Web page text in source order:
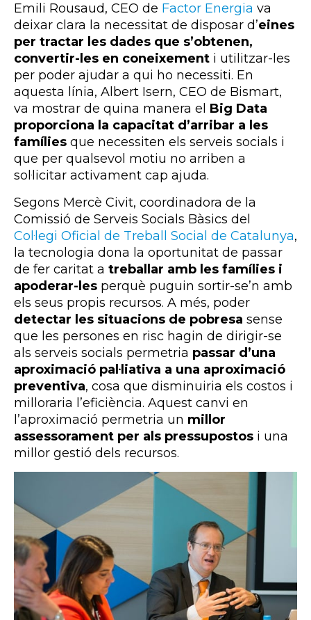
Emili Rousaud, CEO de Factor Energia va
deixar clara la necessitat de disposar d’eines
per tractar les dades que s’obtenen,
convertir-les en coneixement i utilitzar-les
per poder ajudar a qui ho necessiti. En
aquesta línia, Albert Isern, CEO de Bismart,
va mostrar de quina manera el Big Data
proporciona la capacitat d’arribar a les
famílies que necessiten els serveis socials i
que per qualsevol motiu no arriben a
sol·licitar activament cap ajuda.
Segons Mercè Civit, coordinadora de la
Comissió de Serveis Socials Bàsics del
Col·legi Oficial de Treball Social de Catalunya,
la tecnologia dona la oportunitat de passar
de fer caritat a treballar amb les famílies i
apoderar-les perquè puguin sortir-se’n amb
els seus propis recursos. A més, poder
detectar les situacions de pobresa sense
que les persones en risc hagin de dirigir-se
als serveis socials permetria passar d’una
aproximació pal·liativa a una aproximació
preventiva, cosa que disminuiria els costos i
milloraria l’eficiència. Aquest canvi en
l’aproximació permetria un millor
assessorament per als pressupostos i una
millor gestió dels recursos.